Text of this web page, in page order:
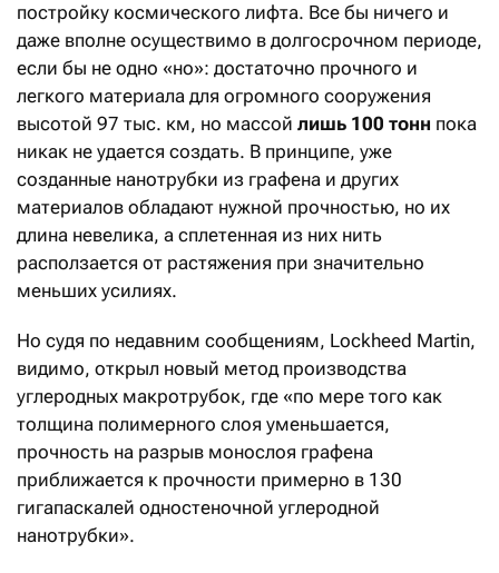
постройку космического лифта. Все бы ничего и
даже вполне осуществимо в долгосрочном периоде,
если бы не одно «но»: достаточно прочного и
легкого материала для огромного сооружения
высотой 97 тыс. км, но массой лишь 100 тонн пока
никак не удается создать. В принципе, уже
созданные нанотрубки из графена и других
материалов обладают нужной прочностью, но их
длина невелика, а сплетенная из них нить
расползается от растяжения при значительно
меньших усилиях.
Но судя по недавним сообщениям, Lockheed Martin,
видимо, открыл новый метод производства
углеродных макротрубок, где «по мере того как
толщина полимерного слоя уменьшается,
прочность на разрыв монослоя графена
приближается к прочности примерно в 130
гигапаскалей одностеночной углеродной
нанотрубки».